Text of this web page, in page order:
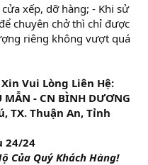
xếp, dỡ hàng; - Khi sử
chuyên chở thì chỉ được
riêng không vượt quá
Vui Lòng Liên Hệ:
MẪN - CN BÌNH DƯƠNG
TX. Thuận An, Tỉnh
24/24
Của Quý Khách Hàng!